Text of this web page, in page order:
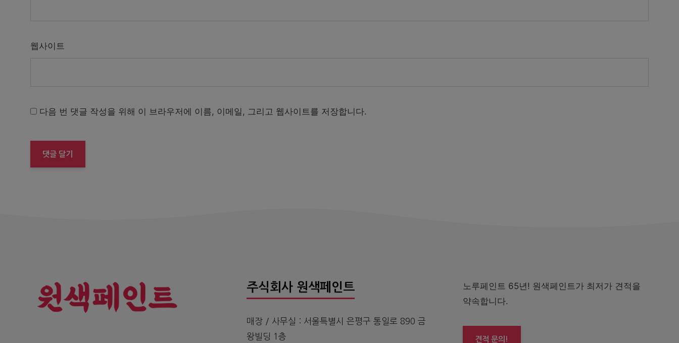
웹사이트
다음 번 댓글 작성을 위해 이 브라우저에 이름, 이메일, 그리고 웹사이트를 저장합니다.
주식회사 원색페인트
매장 / 사무실 : 서울특별시 은평구 통일로 890 금
왕빌딩 1층
노루페인트 65년! 원색페인트가 최저가 견적을
약속합니다.
견적 문의!